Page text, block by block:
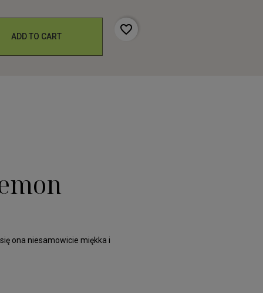
ADD TO CART favorite_border
ona niesamowicie miękka i